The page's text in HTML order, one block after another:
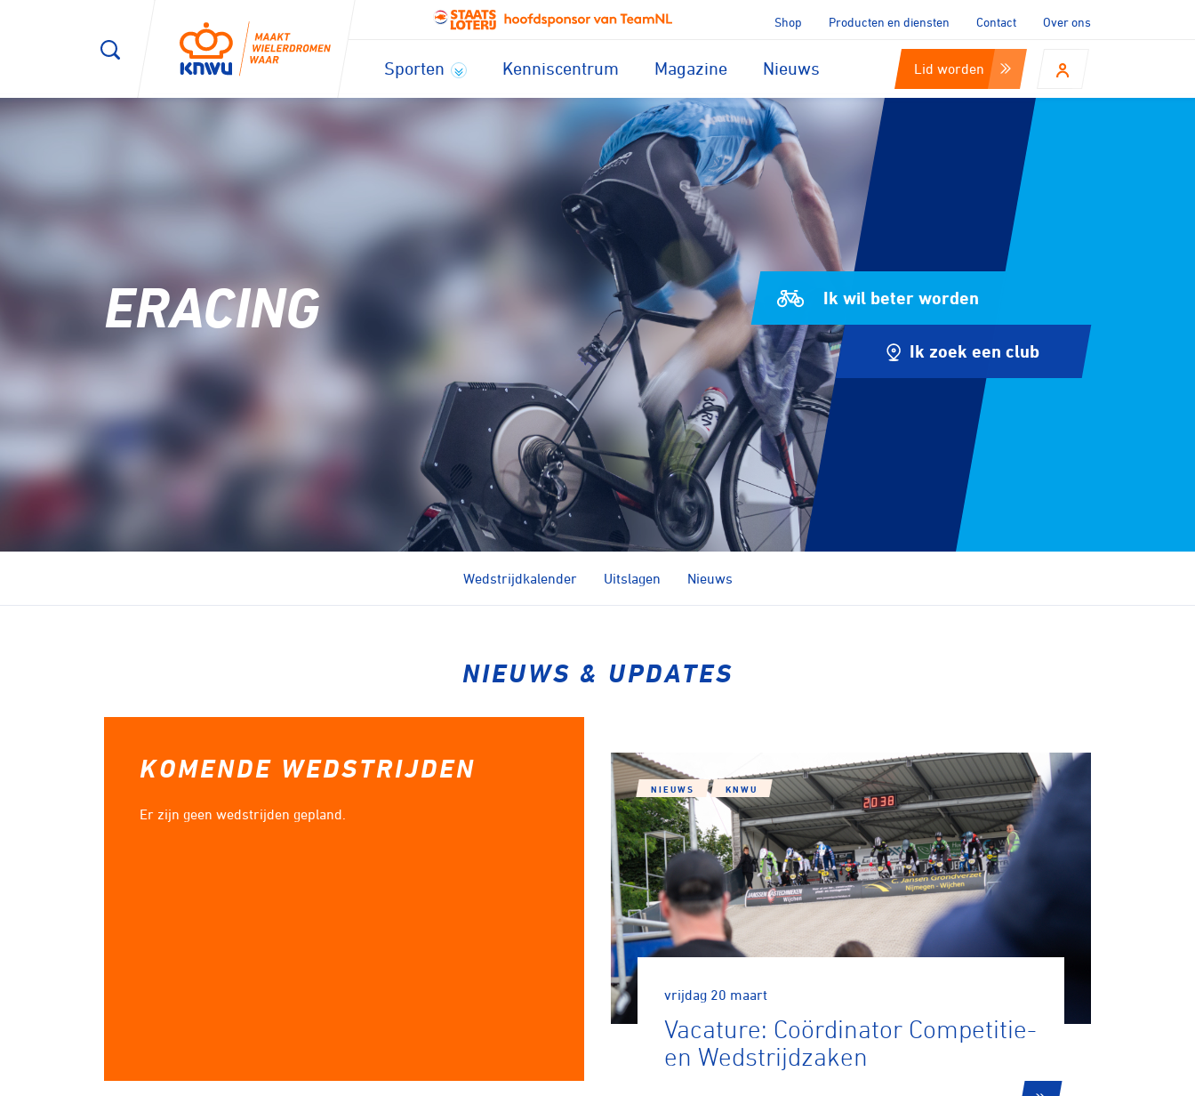
Shop Producten en diensten Contact Over ons
Sporten Kenniscentrum Magazine Nieuws Lid worden
ERACING
Mijn niveau
Voor welke sport zoek
je een club?
Baanwielrennen
Veldrijden Mountainbiken
Kunstwielrijden
Para-cycling Strandraces
1/3
Ik wil beter worden
Ik zoek een club
Wedstrijdkalender Uitslagen Nieuws
NIEUWS & UPDATES
KOMENDE WEDSTRIJDEN
Er zijn geen wedstrijden gepland.
NIEUWS KNWU
vrijdag 20 maart
Vacature: Coördinator Competitie-
en Wedstrijdzaken